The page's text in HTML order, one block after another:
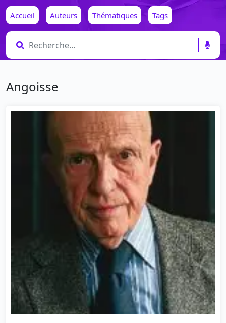
Accueil Auteurs Thématiques Tags
Angoisse